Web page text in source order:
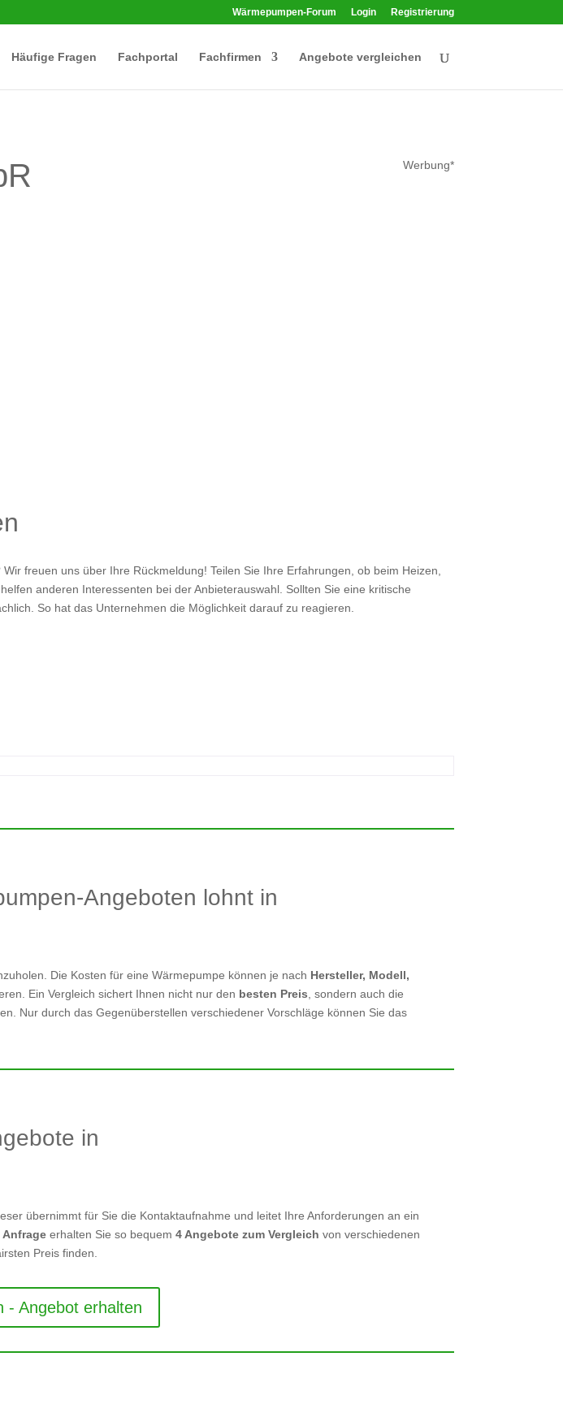
Wärmepumpen-Forum Login Registrierung
Häufige Fragen Fachportal Fachfirmen Angebote vergleichen
Werbung*
Wir freuen uns über Ihre Rückmeldung! Teilen Sie Ihre Erfahrungen, ob beim Heizen,
anderen Interessenten bei der Anbieterauswahl. Sollten Sie eine kritische
So hat das Unternehmen die Möglichkeit darauf zu reagieren.
Angeboten lohnt in
Die Kosten für eine Wärmepumpe können je nach Hersteller, Modell,
Ein Vergleich sichert Ihnen nicht nur den besten Preis, sondern auch die
Nur durch das Gegenüberstellen verschiedener Vorschläge können Sie das
in
übernimmt für Sie die Kontaktaufnahme und leitet Ihre Anforderungen an ein
Anfrage erhalten Sie so bequem4 Angebote zum Vergleich von verschiedenen
Preis finden.
- Angebot erhalten